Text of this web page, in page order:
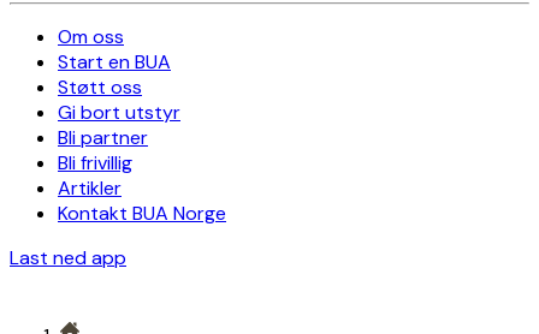
Om oss
Start en BUA
Støtt oss
Gi bort utstyr
Bli partner
Bli frivillig
Artikler
Kontakt BUA Norge
Last ned app